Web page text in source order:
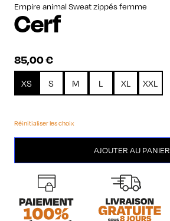
Empire animal Sweat zippés femme
Cerf
85,00€
XS S M L XL XXL
Réinitialiser les choix
AJOUTER AU PANIER